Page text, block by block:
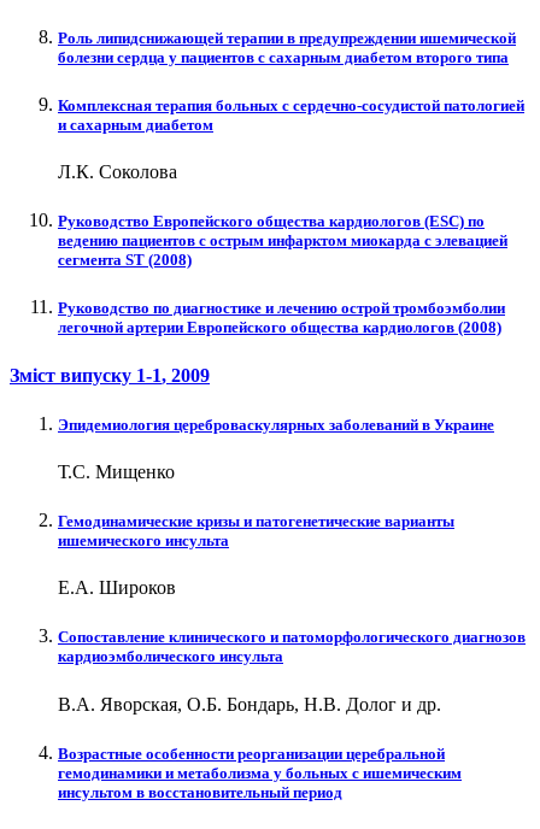
Роль липидснижающей терапии в предупреждении ишемической
болезни сердца у пациентов с сахарным диабетом второго типа
Комплексная терапия больных с сердечно-сосудистой патологией
и сахарным диабетом
Л.К. Соколова
Руководство Европейского общества кардиологов (ESC) по
ведению пациентов с острым инфарктом миокарда с элевацией
сегмента ST (2008)
Руководство по диагностике и лечению острой тромбоэмболии
легочной артерии Европейского общества кардиологов (2008)
Зміст випуску 1-1, 2009
Эпидемиология цереброваскулярных заболеваний в Украине
Т.С. Мищенко
Гемодинамические кризы и патогенетические варианты
ишемического инсульта
Е.А. Широков
Сопоставление клинического и патоморфологического диагнозов
кардиоэмболического инсульта
В.А. Яворская, О.Б. Бондарь, Н.В. Долог и др.
Возрастные особенности реорганизации церебральной
гемодинамики и метаболизма у больных с ишемическим
инсультом в восстановительный период